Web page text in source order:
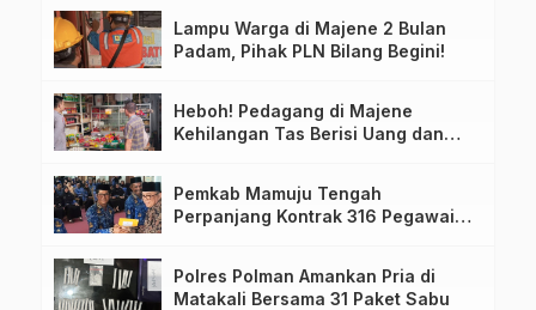
Lampu Warga di Majene 2 Bulan
Padam, Pihak PLN Bilang Begini!
Heboh! Pedagang di Majene
Kehilangan Tas Berisi Uang dan
Pemkab Mamuju Tengah
Perpanjang Kontrak 316 Pegawai
Polres Polman Amankan Pria di
Matakali Bersama 31 Paket Sabu